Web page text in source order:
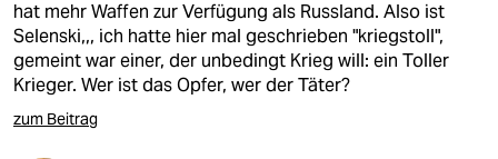
hat mehr Waffen zur Verfügung als Russland. Also ist
Selenski,,, ich hatte hier mal geschrieben "kriegstoll",
gemeint war einer, der unbedingt Krieg will: ein Toller
Krieger. Wer ist das Opfer, wer der Täter?
zum Beitrag